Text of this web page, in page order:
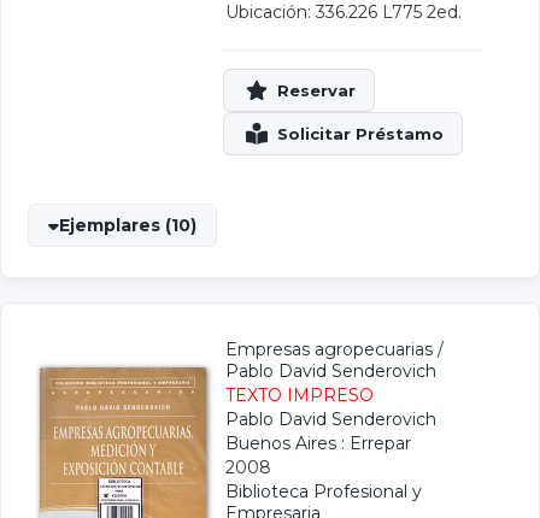
Ubicación: 336.226 L775 2ed.
Ejemplares (10)
Empresas agropecuarias /
Pablo David Senderovich
TEXTO IMPRESO
Pablo David Senderovich
Buenos Aires : Errepar
2008
Biblioteca Profesional y
Empresaria